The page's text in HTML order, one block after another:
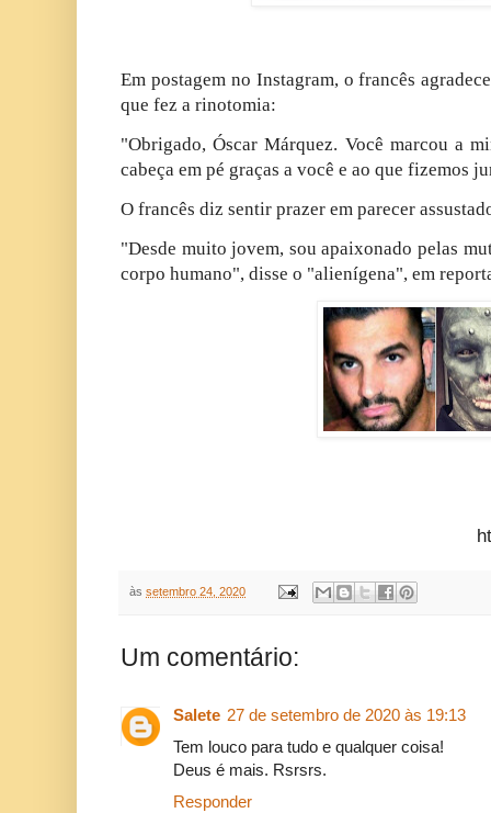
Em postagem no Instagram, o francês
que fez a rinotomia:
"Obrigado, Óscar Márquez. Você marcou a
cabeça em pé graças a você e ao que fizemos
O francês diz sentir prazer em parecer
"Desde muito jovem, sou apaixonado pelas
corpo humano", disse o "alienígena", em
https://
às setembro 24, 2020
Um comentário:
Salete 27 de setembro de 2020 às 19:13
Tem louco para tudo e qualquer coisa!
Deus é mais. Rsrsrs.
Responder